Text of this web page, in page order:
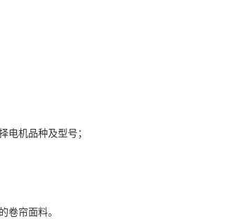
电机品种及型号；
卷帘面料。